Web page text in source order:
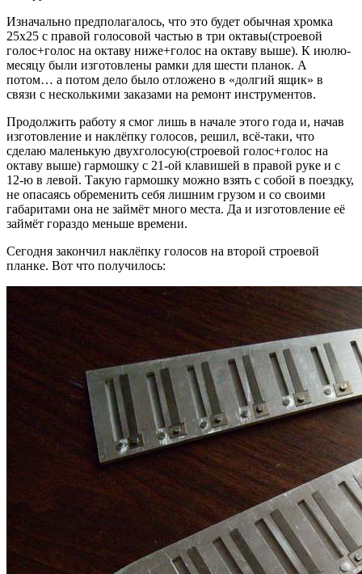
Изначально предполагалось, что это будет обычная хромка
25х25 с правой голосовой частью в три октавы(строевой
голос+голос на октаву ниже+голос на октаву выше). К июлю-
месяцу были изготовлены рамки для шести планок. А
потом… а потом дело было отложено в «долгий ящик» в
связи с несколькими заказами на ремонт инструментов.
Продолжить работу я смог лишь в начале этого года и, начав
изготовление и наклёпку голосов, решил, всё-таки, что
сделаю маленькую двухголосую(строевой голос+голос на
октаву выше) гармошку с 21-ой клавишей в правой руке и с
12-ю в левой. Такую гармошку можно взять с собой в поездку,
не опасаясь обременить себя лишним грузом и со своими
габаритами она не займёт много места. Да и изготовление её
займёт гораздо меньше времени.
Сегодня закончил наклёпку голосов на второй строевой
планке. Вот что получилось: